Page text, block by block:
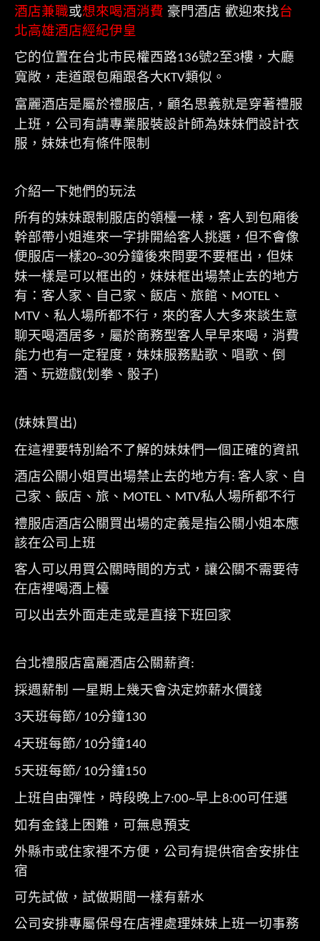
酒店兼職或想來喝酒消費 豪門酒店 歡迎來找台
北高雄酒店經紀伊皇
它的位置在台北市民權西路136號2至3樓，大廳
寬敞，走道跟包廂跟各大KTV類似。
富麗酒店是屬於禮服店, ，顧名思義就是穿著禮服
上班，公司有請專業服裝設計師為妹妹們設計衣
服，妹妹也有條件限制
介紹一下她們的玩法
所有的妹妹跟制服店的領檯一樣，客人到包廂後
幹部帶小姐進來一字排開給客人挑選，但不會像
便服店一樣20~30分鐘後來問要不要框出，但妹
妹一樣是可以框出的，妹妹框出場禁止去的地方
有：客人家、自己家、飯店、旅館、 MOTEL 、
MTV 、私人場所都不行，來的客人大多來談生意
聊天喝酒居多，屬於商務型客人早早來喝，消費
能力也有一定程度，妹妹服務點歌、唱歌、倒
酒、玩遊戲(划拳、骰子)
(妹妹買出)
在這裡要特別給不了解的妹妹們一個正確的資訊
酒店公關小姐買出場禁止去的地方有: 客人家、自
己家、飯店、旅、 MOTEL 、 MTV私人場所都不行
禮服店酒店公關買出場的定義是指公關小姐本應
該在公司上班
客人可以用買公關時間的方式，讓公關不需要待
在店裡喝酒上檯
可以出去外面走走或是直接下班回家
台北禮服店富麗酒店公關薪資:
採週薪制 一星期上幾天會決定妳薪水價錢
3天班每節/ 10分鐘130
4天班每節/ 10分鐘140
5天班每節/ 10分鐘150
上班自由彈性，時段晚上7:00~早上8:00可任選
如有金錢上困難，可無息預支
外縣市或住家裡不方便，公司有提供宿舍安排住
宿
可先試做，試做期間一樣有薪水
公司安排專屬保母在店裡處理妹妹上班一切事務